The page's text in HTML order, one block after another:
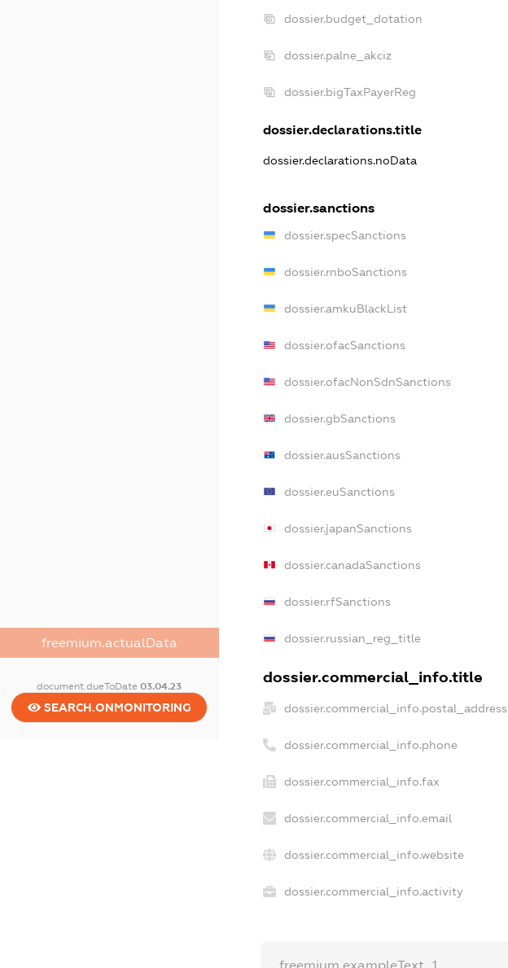
freemium.actualData
document.dueToDate03.04.23
SEARCH.ONMONITORING
dossier.budget_dotation
dossier.palne_akciz
dossier.bigTaxPayerReg
dossier.declarations.title
dossier.declarations.noData
dossier.sanctions
dossier.specSanctions
dossier.rnboSanctions
dossier.amkuBlackList
dossier.ofacSanctions
dossier.ofacNonSdnSanctions
dossier.gbSanctions
dossier.ausSanctions
dossier.euSanctions
dossier.japanSanctions
dossier.canadaSanctions
dossier.rfSanctions
dossier.russian_reg_title
dossier.commercial_info.title
dossier.commercial_info.postal_address
dossier.commercial_info.phone
dossier.commercial_info.fax
dossier.commercial_info.email
dossier.commercial_info.website
dossier.commercial_info.activity
freemium.exampleText_1